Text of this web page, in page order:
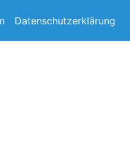
Datenschutzerklärung